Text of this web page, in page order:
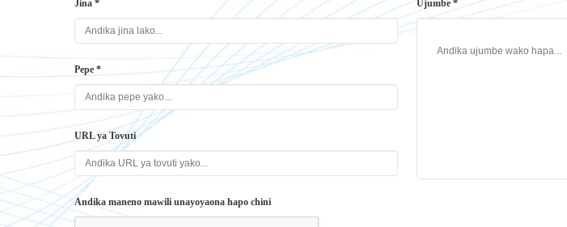
Jina *
Pepe *
URL ya Tovuti
Andika maneno mawili unayoyaona hapo chini
Ujumbe *